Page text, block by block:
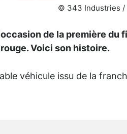
© 343 Industries /
de la première du
Voici son histoire.
véhicule issu de la